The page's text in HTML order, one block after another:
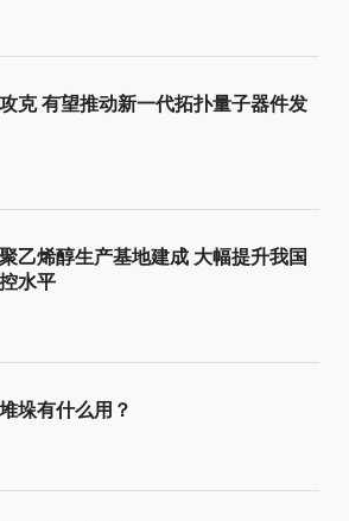
克 有望推动新一代拓扑量子器件发
乙烯醇生产基地建成 大幅提升我国
水平
垛有什么用？